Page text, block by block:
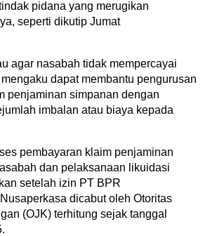
pidana yang merugikan
seperti dikutip Jumat
agar nasabah tidak mempercayai
dapat membantu pengurusan
penjaminan simpanan dengan
imbalan atau biaya kepada
pembayaran klaim penjaminan
dan pelaksanaan likuidasi
setelah izin PT BPR
dicabut oleh Otoritas
(OJK) terhitung sejak tanggal